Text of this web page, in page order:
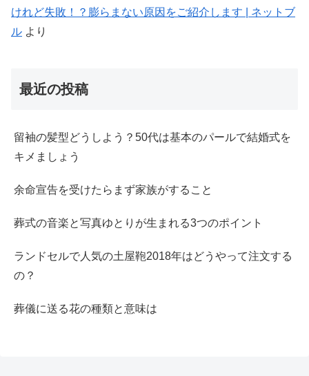
けれど失敗！？膨らまない原因をご紹介します | ネットブ
ル より
最近の投稿
留袖の髪型どうしよう？50代は基本のパールで結婚式を
キメましょう
余命宣告を受けたらまず家族がすること
葬式の音楽と写真ゆとりが生まれる3つのポイント
ランドセルで人気の土屋鞄2018年はどうやって注文する
の？
葬儀に送る花の種類と意味は